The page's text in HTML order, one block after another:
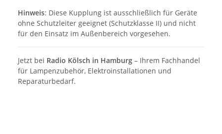
Hinweis: Diese Kupplung ist ausschließlich für Geräte
ohne Schutzleiter geeignet (Schutzklasse II) und nicht
für den Einsatz im Außenbereich vorgesehen.
Jetzt bei Radio Kölsch in Hamburg – Ihrem Fachhandel
für Lampenzubehör, Elektroinstallationen und
Reparaturbedarf.